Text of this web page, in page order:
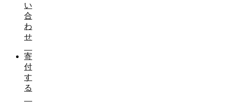
い
合
わ
せ
寄
付
す
る